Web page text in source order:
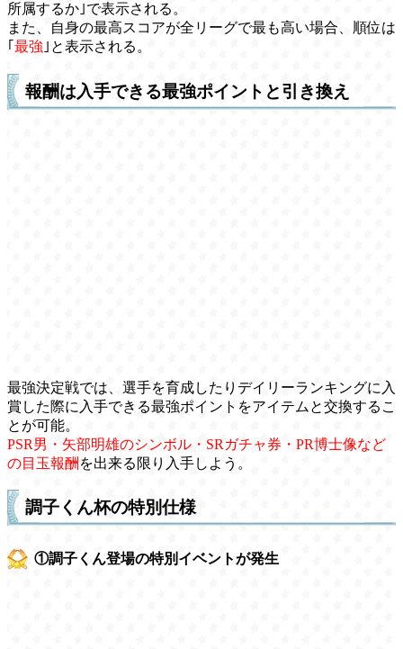
所属するか｣で表示される。
また、自身の最高スコアが全リーグで最も高い場合、順位は
｢ 最強 ｣と表示される。
報酬は入手できる最強ポイントと引き換え
最強決定戦では、選手を育成したりデイリーランキングに入
賞した際に入手できる最強ポイントをアイテムと交換するこ
とが可能。
PSR男・矢部明雄のシンボル・SRガチャ券・PR博士像など
の目玉報酬 を出来る限り入手しよう。
調子くん杯の特別仕様
①調子くん登場の特別イベントが発生